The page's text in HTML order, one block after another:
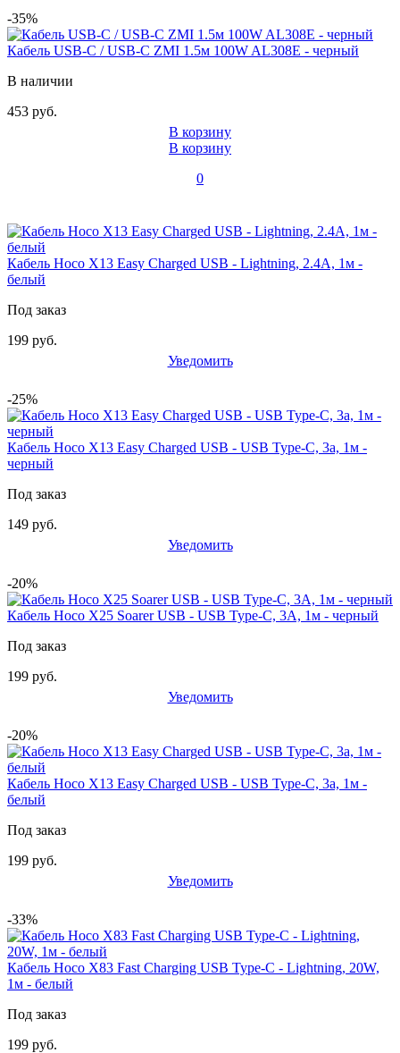
-35%
Кабель USB-C / USB-C ZMI 1.5м 100W AL308E - черный
В наличии
453 руб.
В корзину
В корзину
0
Кабель Hoco X13 Easy Charged USB - Lightning, 2.4A, 1м -
белый
Под заказ
199 руб.
Уведомить
-25%
Кабель Hoco X13 Easy Charged USB - USB Type-C, 3а, 1м -
черный
Под заказ
149 руб.
Уведомить
-20%
Кабель Hoco X25 Soarer USB - USB Type-C, 3A, 1м - черный
Под заказ
199 руб.
Уведомить
-20%
Кабель Hoco X13 Easy Charged USB - USB Type-C, 3а, 1м -
белый
Под заказ
199 руб.
Уведомить
-33%
Кабель Hoco X83 Fast Charging USB Type-C - Lightning, 20W,
1м - белый
Под заказ
199 руб.